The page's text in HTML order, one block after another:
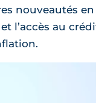
nouveautés
l’accès au